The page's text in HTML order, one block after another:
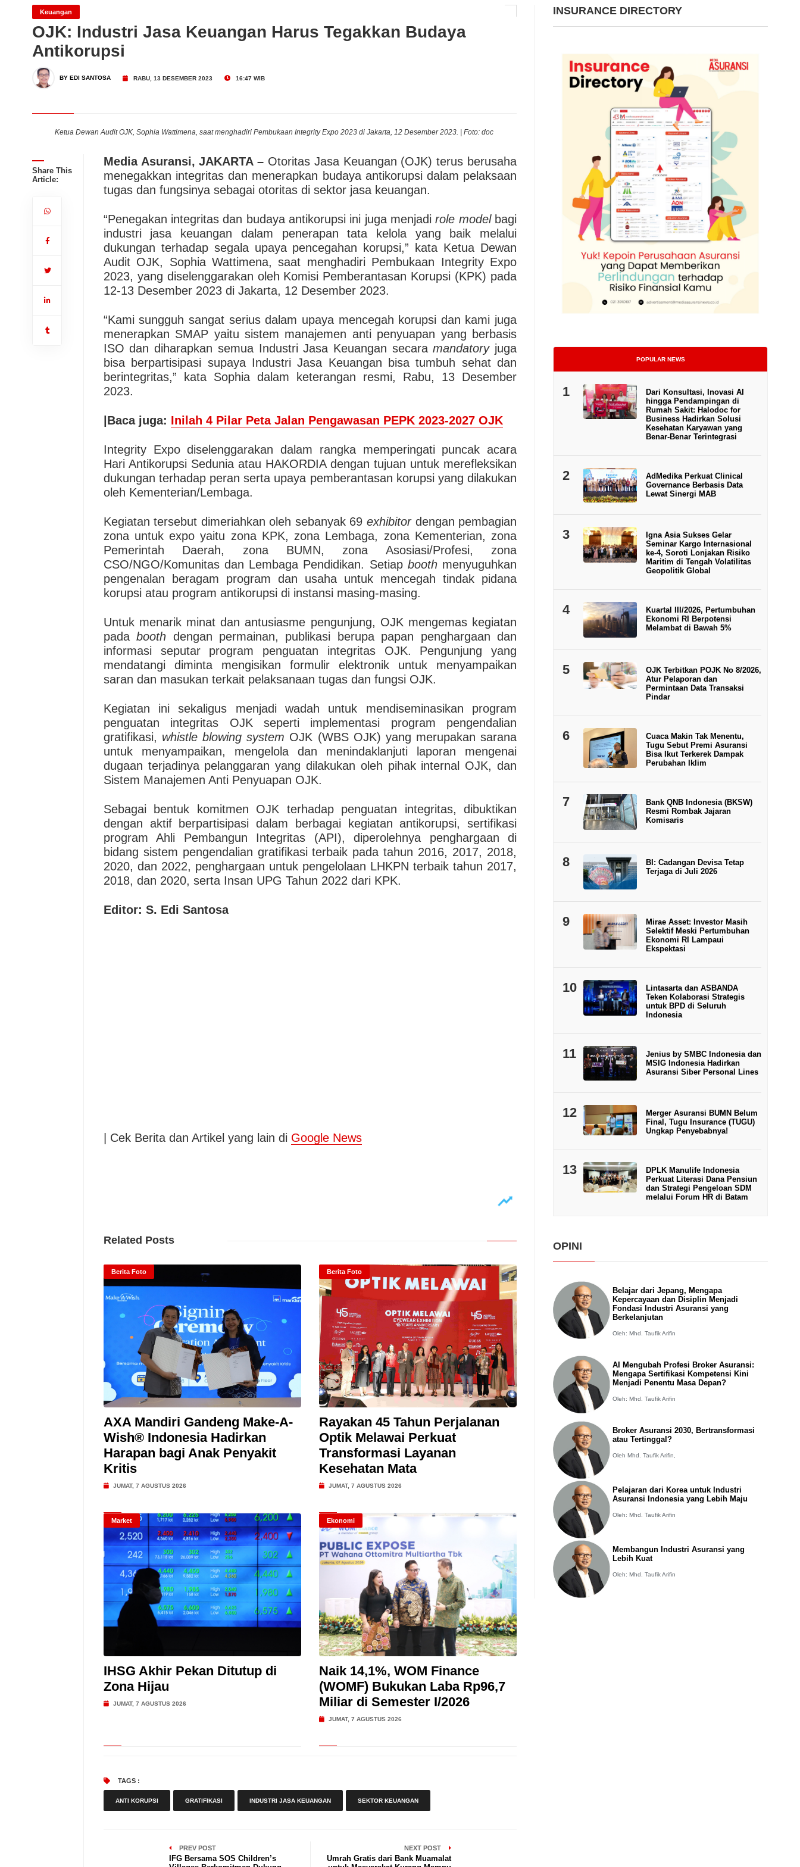
INDEF!
Dari Konsultasi, Inovasi AI hingga Pendampingan di Rumah Sakit: Halodoc for
Business Hadirkan Solusi Kesehatan Karyawan yang Benar-Benar Terintegrasi
AdMedika Perkuat Clinical Governance Berbasis Data Lewat Sinergi MAB
Keuangan
OJK: Industri Jasa Keuangan Harus Tegakkan Budaya
Antikorupsi
BY EDI SANTOSA RABU, 13 DESEMBER 2023 16:47 WIB
Ketua Dewan Audit OJK, Sophia Wattimena, saat menghadiri Pembukaan Integrity Expo 2023 di Jakarta, 12 Desember 2023. | Foto: doc Ketua Dewan Audit OJK, Sophia Wattimena, saat menghadiri Pembukaan
Share This
Article:
Media Asuransi, JAKARTA – Otoritas Jasa Keuangan (OJK) terus berusaha
menegakkan integritas dan menerapkan budaya antikorupsi dalam pelaksaan
tugas dan fungsinya sebagai otoritas di sektor jasa keuangan.
“Penegakan integritas dan budaya antikorupsi ini juga menjadirole modelbagi
industri jasa keuangan dalam penerapan tata kelola yang baik melalui
dukungan terhadap segala upaya pencegahan korupsi,” kata Ketua Dewan
Audit OJK, Sophia Wattimena, saat menghadiri Pembukaan Integrity Expo
2023, yang diselenggarakan oleh Komisi Pemberantasan Korupsi (KPK) pada
12-13 Desember 2023 di Jakarta, 12 Desember 2023.
“Kami sungguh sangat serius dalam upaya mencegah korupsi dan kami juga
menerapkan SMAP yaitu sistem manajemen anti penyuapan yang berbasis
ISO dan diharapkan semua Industri Jasa Keuangan secaramandatoryjuga
bisa berpartisipasi supaya Industri Jasa Keuangan bisa tumbuh sehat dan
berintegritas,” kata Sophia dalam keterangan resmi, Rabu, 13 Desember
2023.
|Baca juga: Inilah 4 Pilar Peta Jalan Pengawasan PEPK 2023-2027 OJK
Integrity Expo diselenggarakan dalam rangka memperingati puncak acara
Hari Antikorupsi Sedunia atau HAKORDIA dengan tujuan untuk merefleksikan
dukungan terhadap peran serta upaya pemberantasan korupsi yang dilakukan
oleh Kementerian/Lembaga.
Kegiatan tersebut dimeriahkan oleh sebanyak 69 exhibitordengan pembagian
zona untuk expo yaitu zona KPK, zona Lembaga, zona Kementerian, zona
Pemerintah Daerah, zona BUMN, zona Asosiasi/Profesi, zona
CSO/NGO/Komunitas dan Lembaga Pendidikan. Setiap boothmenyuguhkan
pengenalan beragam program dan usaha untuk mencegah tindak pidana
korupsi atau program antikorupsi di instansi masing-masing.
Untuk menarik minat dan antusiasme pengunjung, OJK mengemas kegiatan
padabooth dengan permainan, publikasi berupa papan penghargaan dan
informasi seputar program penguatan integritas OJK. Pengunjung yang
mendatangi diminta mengisikan formulir elektronik untuk menyampaikan
saran dan masukan terkait pelaksanaan tugas dan fungsi OJK.
Kegiatan ini sekaligus menjadi wadah untuk mendiseminasikan program
penguatan integritas OJK seperti implementasi program pengendalian
gratifikasi, whistle blowing system OJK (WBS OJK) yang merupakan sarana
untuk menyampaikan, mengelola dan menindaklanjuti laporan mengenai
dugaan terjadinya pelanggaran yang dilakukan oleh pihak internal OJK, dan
Sistem Manajemen Anti Penyuapan OJK.
Sebagai bentuk komitmen OJK terhadap penguatan integritas, dibuktikan
dengan aktif berpartisipasi dalam berbagai kegiatan antikorupsi, sertifikasi
program Ahli Pembangun Integritas (API), diperolehnya penghargaan di
bidang sistem pengendalian gratifikasi terbaik pada tahun 2016, 2017, 2018,
2020, dan 2022, penghargaan untuk pengelolaan LHKPN terbaik tahun 2017,
2018, dan 2020, serta Insan UPG Tahun 2022 dari KPK.
Editor: S. Edi Santosa
| Cek Berita dan Artikel yang lain di Google News
Related Posts
Berita Foto
AXA Mandiri Gandeng Make-A-
Wish® Indonesia Hadirkan
Harapan bagi Anak Penyakit
Kritis
JUMAT, 7 AGUSTUS 2026
Berita Foto
Rayakan 45 Tahun Perjalanan
Optik Melawai Perkuat
Transformasi Layanan
Kesehatan Mata
JUMAT, 7 AGUSTUS 2026
Market
IHSG Akhir Pekan Ditutup di
Zona Hijau
JUMAT, 7 AGUSTUS 2026
Ekonomi
Naik 14,1%, WOM Finance
(WOMF) Bukukan Laba Rp96,7
Miliar di Semester I/2026
JUMAT, 7 AGUSTUS 2026
TAGS :
ANTI KORUPSI GRATIFIKASI INDUSTRI JASA KEUANGAN SEKTOR KEUANGAN
PREV POST
IFG Bersama SOS Children’s
NEXT POST
Umrah Gratis dari Bank Muamalat
INSURANCE DIRECTORY
POPULAR NEWS
1
Dari Konsultasi, Inovasi AI
hingga Pendampingan di
Rumah Sakit: Halodoc for
Business Hadirkan Solusi
Kesehatan Karyawan yang
Benar-Benar Terintegrasi
2
AdMedika Perkuat Clinical
Governance Berbasis Data
Lewat Sinergi MAB
3
Igna Asia Sukses Gelar
Seminar Kargo Internasional
ke-4, Soroti Lonjakan Risiko
Maritim di Tengah Volatilitas
Geopolitik Global
4
Kuartal III/2026, Pertumbuhan
Ekonomi RI Berpotensi
Melambat di Bawah 5%
5
OJK Terbitkan POJK No 8/2026,
Atur Pelaporan dan
Permintaan Data Transaksi
Pindar
6
Cuaca Makin Tak Menentu,
Tugu Sebut Premi Asuransi
Bisa Ikut Terkerek Dampak
Perubahan Iklim
7
Bank QNB Indonesia (BKSW)
Resmi Rombak Jajaran
Komisaris
8
BI: Cadangan Devisa Tetap
Terjaga di Juli 2026
9
Mirae Asset: Investor Masih
Selektif Meski Pertumbuhan
Ekonomi RI Lampaui
Ekspektasi
10
Lintasarta dan ASBANDA
Teken Kolaborasi Strategis
untuk BPD di Seluruh
Indonesia
11
Jenius by SMBC Indonesia dan
MSIG Indonesia Hadirkan
Asuransi Siber Personal Lines
12
Merger Asuransi BUMN Belum
Final, Tugu Insurance (TUGU)
Ungkap Penyebabnya!
13
DPLK Manulife Indonesia
Perkuat Literasi Dana Pensiun
dan Strategi Pengeloan SDM
melalui Forum HR di Batam
OPINI
Belajar dari Jepang, Mengapa
Kepercayaan dan Disiplin Menjadi
Fondasi Industri Asuransi yang
Berkelanjutan
Oleh: Mhd. Taufik Arifin
AI Mengubah Profesi Broker Asuransi:
Mengapa Sertifikasi Kompetensi Kini
Menjadi Penentu Masa Depan?
Oleh: Mhd. Taufik Arifin
Broker Asuransi 2030, Bertransformasi
atau Tertinggal?
Oleh Mhd. Taufik Arifin,
Pelajaran dari Korea untuk Industri
Asuransi Indonesia yang Lebih Maju
Oleh: Mhd. Taufik Arifin
Membangun Industri Asuransi yang
Lebih Kuat
Oleh: Mhd. Taufik Arifin